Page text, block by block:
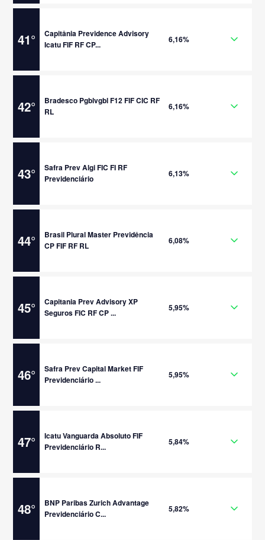
41°
Capitânia Previdence Advisory
Icatu FIF RF CP...
6,16%
42°
Bradesco Pgblvgbl F12 FIF CIC RF
RL
6,16%
43°
Safra Prev Algi FIC FI RF
Previdenciário
6,13%
44°
Brasil Plural Master Previdência
CP FIF RF RL
6,08%
45°
Capitania Prev Advisory XP
Seguros FIC RF CP ...
5,95%
46°
Safra Prev Capital Market FIF
Previdenciário ...
5,95%
47°
Icatu Vanguarda Absoluto FIF
Previdenciário R...
5,84%
48°
BNP Paribas Zurich Advantage
Previdenciário C...
5,82%